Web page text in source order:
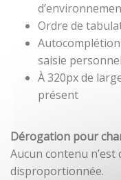
Ordre de
saisie personnel
À 320px de
présent
Dérogation pour
Aucun contenu
disproportionnée.